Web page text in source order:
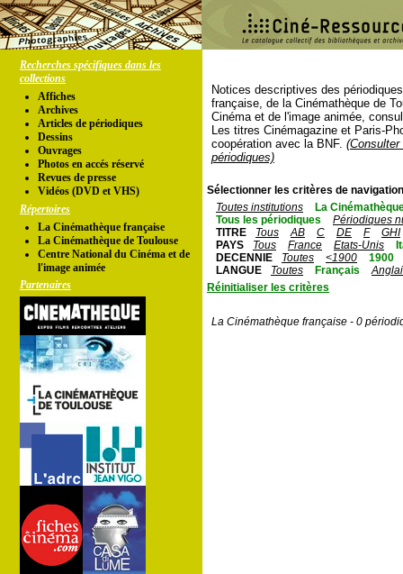
Recherches spécifiques dans les
collections
Affiches
Archives
Articles de périodiques
Dessins
Ouvrages
Photos en accés réservé
Revues de presse
Vidéos (DVD et VHS)
Répertoires
La Cinémathèque française
La Cinémathèque de Toulouse
Centre National du Cinéma et de
l'image animée
Partenaires
Notices descriptives des
française, de la Cinémathèque de
Cinéma et de l'image animée,
Les titres Cinémagazine et Paris-
coopération avec la BNF.
périodiques)
Sélectionner les critères de
Toutes institutions
La
Tous les périodiques
Périodiques
TITRE
Tous AB C DE F
GHI
PAYS
Tous France Etats-Unis
DECENNIE
Toutes <1900
1900
LANGUE
Toutes Français
Réinitialiser les critères
La Cinémathèque française - 0